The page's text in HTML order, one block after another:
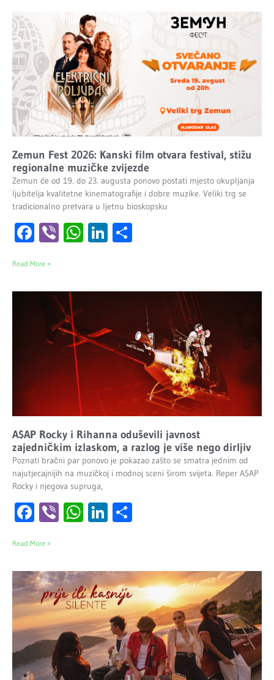
Zemun Fest 2026: Kanski film otvara festival, stižu
regionalne muzičke zvijezde
Zemun će od 19. do 23. augusta ponovo postati mjesto okupljanja
ljubitelja kvalitetne kinematografije i dobre muzike. Veliki trg se
tradicionalno pretvara u ljetnu bioskopsku
Facebook
ViberWhatsApp
LinkedIn
Read More »
A$AP Rocky i Rihanna oduševili javnost
zajedničkim izlaskom, a razlog je više nego dirljiv
Poznati bračni par ponovo je pokazao zašto se smatra jednim od
najutjecajnijih na muzičkoj i modnoj sceni širom svijeta. Reper A$AP
Rocky i njegova supruga,
Facebook
ViberWhatsApp
LinkedIn
Read More »